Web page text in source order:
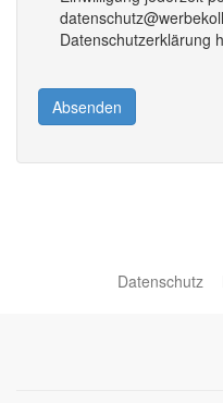
Datenschutzerklärung
Absenden
Datenschutz